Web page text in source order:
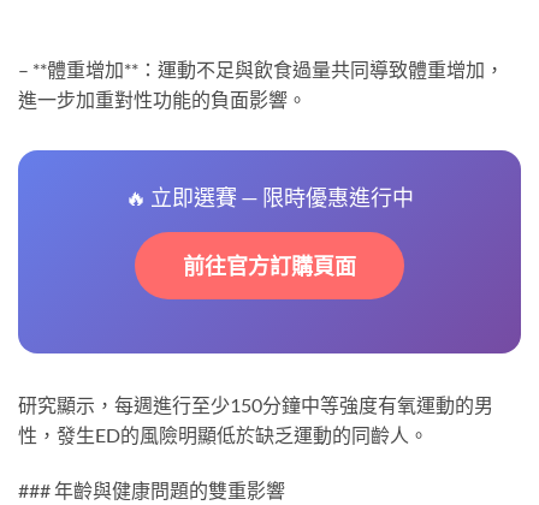
– **體重增加**：運動不足與飲食過量共同導致體重增加，
進一步加重對性功能的負面影響。
🔥 立即選賽 — 限時優惠進行中
前往官方訂購頁面
研究顯示，每週進行至少150分鐘中等強度有氧運動的男
性，發生ED的風險明顯低於缺乏運動的同齡人。
### 年齡與健康問題的雙重影響